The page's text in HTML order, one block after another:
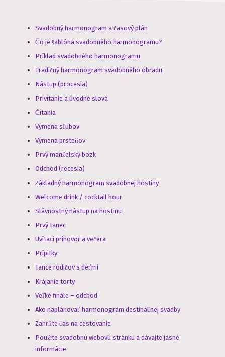
Svadobný harmonogram a časový plán
Čo je šablóna svadobného harmonogramu?
Príklad svadobného harmonogramu
Tradičný harmonogram svadobného obradu
Nástup (procesia)
Privítanie a úvodné slová
Čítania
Výmena sľubov
Výmena prsteňov
Prvý manželský bozk
Odchod (recesia)
Základný harmonogram svadobnej hostiny
Welcome drink / cocktail hour
Slávnostný nástup na hostinu
Prvý tanec
Uvítací príhovor a večera
Prípitky
Tance rodičov s deťmi
Krájanie torty
Veľké finále – odchod
Ako naplánovať harmonogram destináčnej svadby
Zahrňte čas na cestovanie
Použite svadobnú webovú stránku a dávajte jasné
informácie